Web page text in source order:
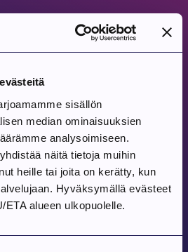
sisällön
median ominaisuuksien
analysoimiseen.
näitä tietoja muihin
heille tai joita on kerätty, kun
Hyväksymällä evästeet
alueen ulkopuolelle.